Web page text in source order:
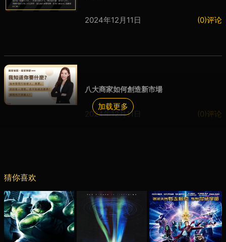
2024年12月11日 (0)评论
八大商家如何創造新市場
2024年12月11日 (0)评论
加载更多
猜你喜欢